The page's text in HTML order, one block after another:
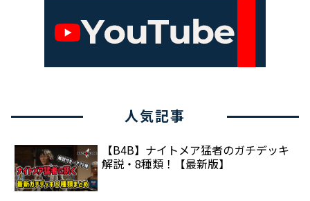
人気記事
【B4B】ナイトメア猛者のガチデッキ
解説・8種類！【最新版】